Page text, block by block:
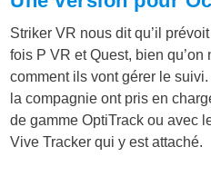
Striker VR nous dit qu’il
fois P VR et Quest, bien
comment ils vont gérer le
la compagnie ont pris en
de gamme OptiTrack ou avec
Vive Tracker qui y est attaché.